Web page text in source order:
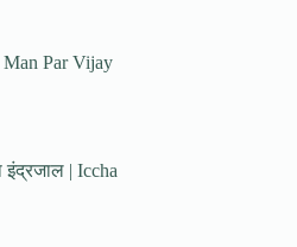
Man Par Vijay
इंद्रजाल | Iccha